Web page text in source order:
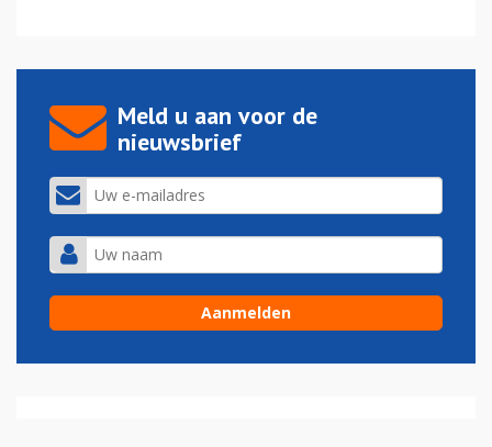
Meld u aan voor de
nieuwsbrief